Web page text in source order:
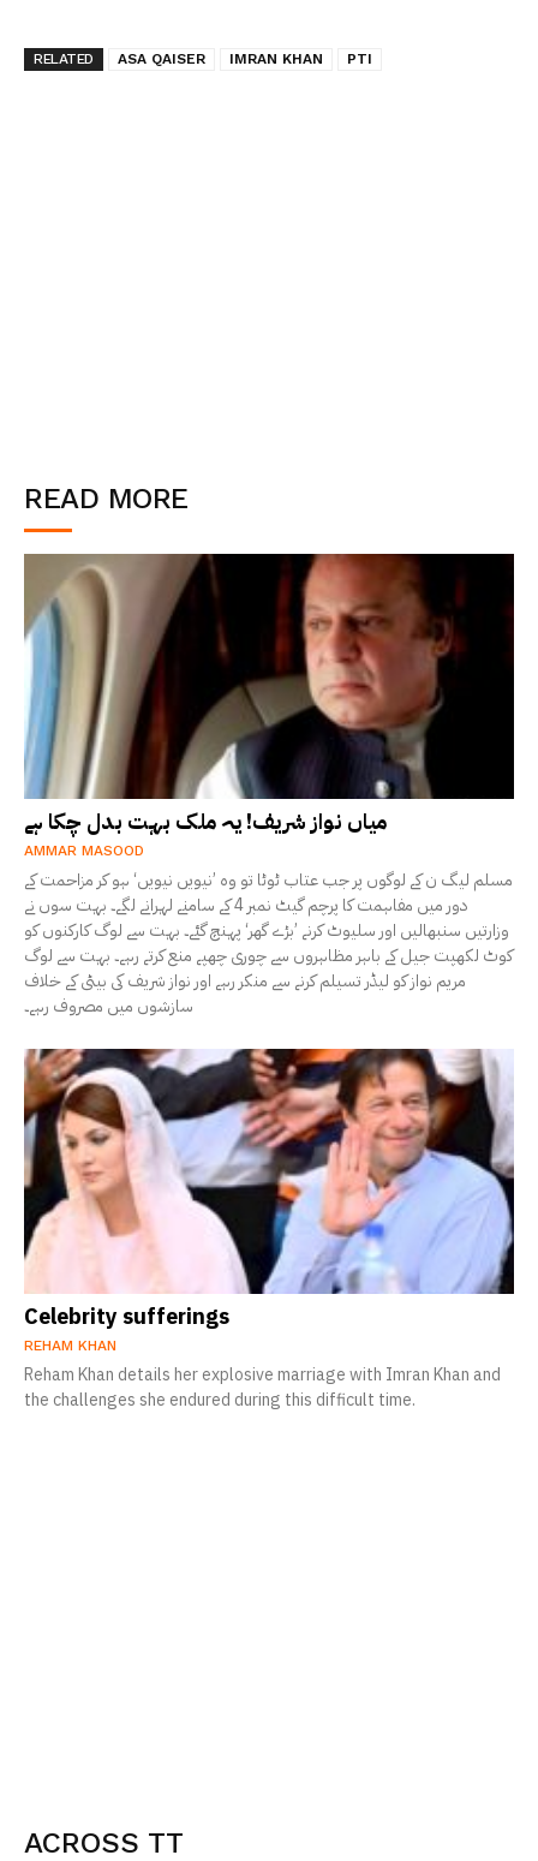
ACROSS TT
RELATED ASA QAISER IMRAN KHAN PTI
READ MORE
میاں نواز شریف! یہ ملک بہت بدل چکا ہے
AMMAR MASOOD
مسلم لیگ ن کے لوگوں پر جب عتاب ٹوٹا تو وہ ’نیویں نیویں‘ ہو کر مزاحمت کے
دور میں مفاہمت کا پرچم گیٹ نمبر 4 کے سامنے لہرانے لگے۔ بہت سوں نے
وزارتیں سنبھالیں اور سلیوٹ کرنے ’بڑے گھر‘ پہنچ گئے۔ بہت سے لوگ کارکنوں کو
کوٹ لکھپت جیل کے باہر مظاہروں سے چوری چھپے منع کرتے رہے۔ بہت سے لوگ
مریم نواز کو لیڈر تسیلم کرنے سے منکر رہے اور نواز شریف کی بیٹی کے خلاف
سازشوں میں مصروف رہے۔
Celebrity sufferings
REHAM KHAN
Reham Khan details her explosive marriage with Imran Khan and
the challenges she endured during this difficult time.